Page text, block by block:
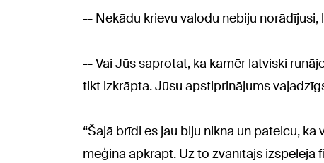
-- Nekādu krievu valodu nebiju
-- Vai Jūs saprotat, ka kamēr latviski
tikt izkrāpta. Jūsu apstiprinājums
“Šajā brīdi es jau biju nikna un pateicu,
mēģina apkrāpt. Uz to zvanītājs izspēlēja